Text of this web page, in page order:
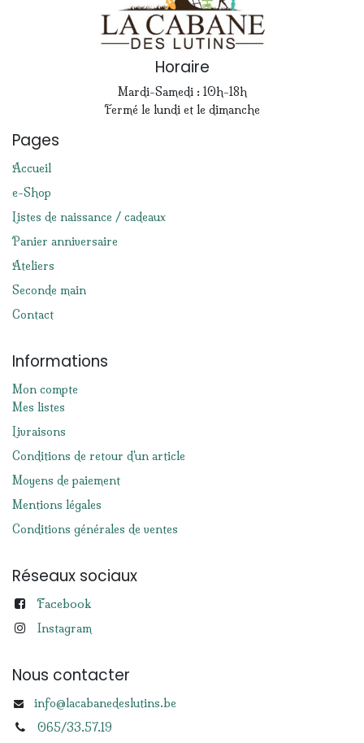
Horaire
Mardi-Samedi : 10h-18h
Fermé le lundi et le dimanche
Pages
Accueil
e-Shop
Listes de naissance / cadeaux
Panier anniversaire
Ateliers
Seconde main
Contact
Informations
Mon compte
Mes listes
Livraisons
Conditions de retour d'un article
Moyens de paiement
Mentions légales
Conditions générales de ventes
Réseaux sociaux
Facebook
Instagram
Nous contacter
info@lacabanedeslutins.be
065/33.57.19